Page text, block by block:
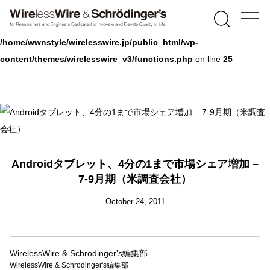
Warning: Undefined array key 0 in
/home/wwnstyle/wirelesswire.jp/public_html/wp-
content/themes/wirelesswire_v3/functions.php on line 25
Androidタブレット、4分の1まで市場シェア増加 –
7-9月期（米調査会社）
October 24, 2011
WirelessWire & Schrodinger's編集部
WirelessWire & Schrodinger's編集部